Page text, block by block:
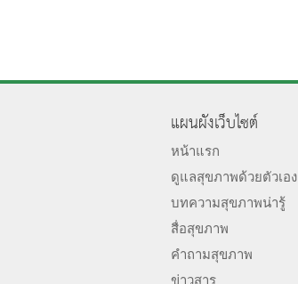
แผนผังเว็บไซต์
หน้าแรก
ดูแลสุขภาพด้วยตัวเอง
บทความสุขภาพน่ารู้
สื่อสุขภาพ
คำถามสุขภาพ
ข่าวสาร